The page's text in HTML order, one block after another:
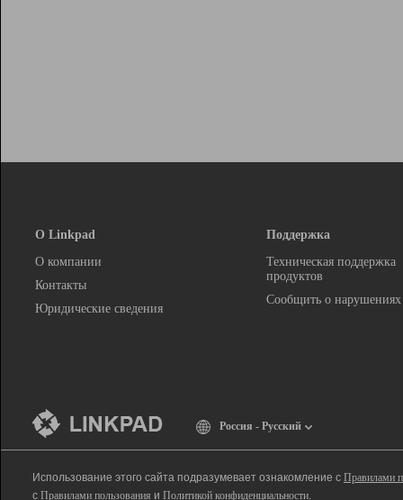
О Linkpad
О компании
Контакты
Юридические сведения
Поддержка
Техническая поддержка
продуктов
Сообщить о нарушениях
Россия - Русский
Использование этого сайта подразумевает ознакомление с Правилами
с Правилами пользования и Политикой конфиденциальности.